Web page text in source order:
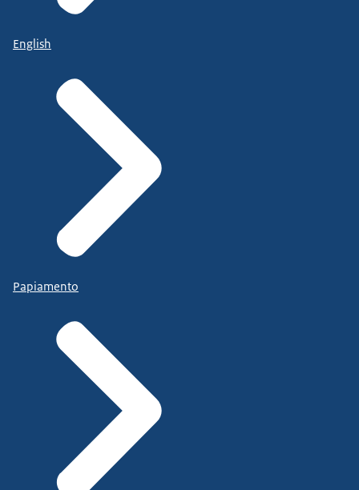
English
Papiamento